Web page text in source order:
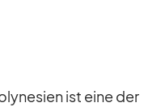
ist eine der